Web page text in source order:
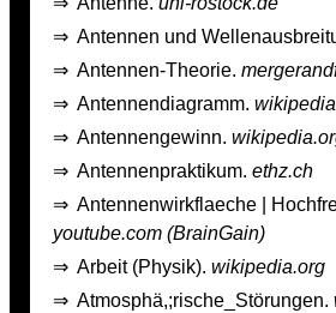
⇒ Antennen und
⇒ Antennen-Theorie.
⇒ Antennendiagramm.
⇒ Antennengewinn.
⇒ Antennenpraktikum. ethz.ch
⇒ Antennenwirkflaeche |
youtube.com (BrainGain)
⇒ Arbeit (Physik). wikipedia.org
⇒ Atmosphä,;rische_Störungen.